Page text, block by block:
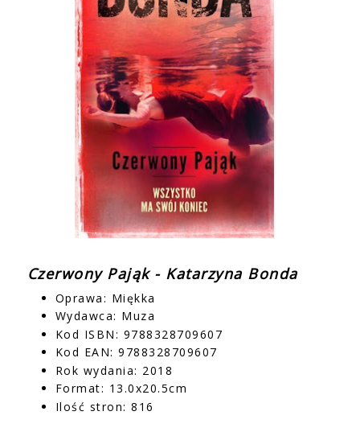
Czerwony Pająk - Katarzyna Bonda
Oprawa: Miękka
Wydawca: Muza
Kod ISBN: 9788328709607
Kod EAN: 9788328709607
Rok wydania: 2018
Format: 13.0x20.5cm
Ilość stron: 816